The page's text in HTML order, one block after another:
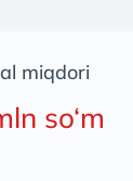
miqdori
so‘m